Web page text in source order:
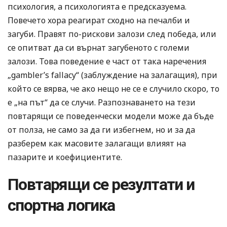
психология, а психологията е предсказуема.
Повечето хора реагират сходно на печалби и
загуби. Правят по-рискови залози след победа, или
се опитват да си върнат загубеното с големи
залози. Това поведение е част от така наречения
„gambler’s fallacy“ (заблуждение на залагащия), при
който се вярва, че ако нещо не се е случило скоро, то
е „на път“ да се случи. Разпознаването на тези
повтарящи се поведенчески модели може да бъде
от полза, не само за да ги избегнем, но и за да
разберем как масовите залагащи влияят на
пазарите и коефициентите.
Повтарящи се резултати и
спортна логика